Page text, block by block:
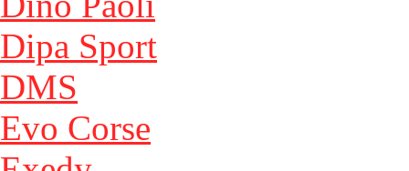
Dipa Sport
DMS
Evo Corse